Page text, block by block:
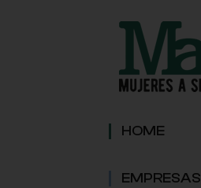
HOME
EMPRESAS